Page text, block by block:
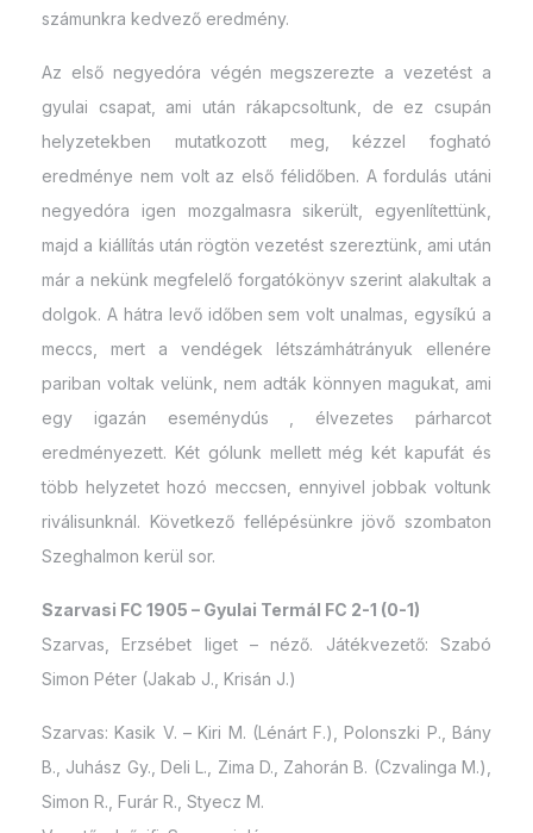
számunkra kedvező eredmény.
Az első negyedóra végén megszerezte a vezetést a
gyulai csapat, ami után rákapcsoltunk, de ez csupán
helyzetekben mutatkozott meg, kézzel fogható
eredménye nem volt az első félidőben. A fordulás utáni
negyedóra igen mozgalmasra sikerült, egyenlítettünk,
majd a kiállítás után rögtön vezetést szereztünk, ami után
már a nekünk megfelelő forgatókönyv szerint alakultak a
dolgok. A hátra levő időben sem volt unalmas, egysíkú a
meccs, mert a vendégek létszámhátrányuk ellenére
pariban voltak velünk, nem adták könnyen magukat, ami
egy igazán eseménydús , élvezetes párharcot
eredményezett. Két gólunk mellett még két kapufát és
több helyzetet hozó meccsen, ennyivel jobbak voltunk
riválisunknál. Következő fellépésünkre jövő szombaton
Szeghalmon kerül sor.
Szarvasi FC 1905 – Gyulai Termál FC 2-1 (0-1)
Szarvas, Erzsébet liget – néző. Játékvezető: Szabó
Simon Péter (Jakab J., Krisán J.)
Szarvas: Kasik V. – Kiri M. (Lénárt F.), Polonszki P., Bány
B., Juhász Gy., Deli L., Zima D., Zahorán B. (Czvalinga M.),
Simon R., Furár R., Styecz M.